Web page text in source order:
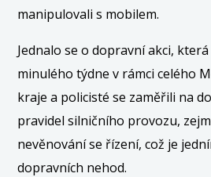
manipulovali s mobilem.
Jednalo se o dopravní akci,
minulého týdne v rámci celého
kraje a policisté se zaměřili na
pravidel silničního provozu,
nevěnování se řízení, což je
dopravních nehod.